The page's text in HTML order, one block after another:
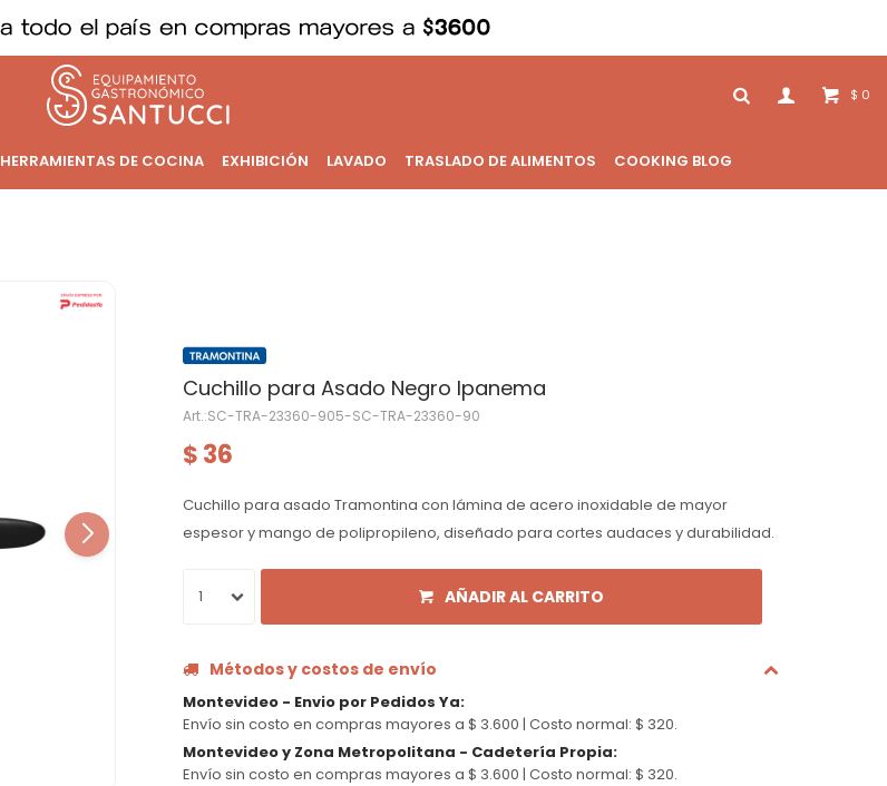
HERRAMIENTAS DE COCINA EXHIBICIÓN LAVADO TRASLADO DE ALIMENTOS COOKING BLOG
$ 0
Cuchillo para Asado Negro Ipanema
SC-TRA-23360-905-SC-TRA-23360-90
$ 36
Cuchillo para asado Tramontina con lámina de acero inoxidable de mayor
espesor y mango de polipropileno, diseñado para cortes audaces y durabilidad.
1 AÑADIR AL CARRITO
Métodos y costos de envío
Montevideo - Envio por Pedidos Ya:
Envío sin costo en compras mayores a $ 3.600 | Costo normal: $ 320.
Montevideo y Zona Metropolitana - Cadetería Propia:
Envío sin costo en compras mayores a $ 3.600 | Costo normal: $ 320.